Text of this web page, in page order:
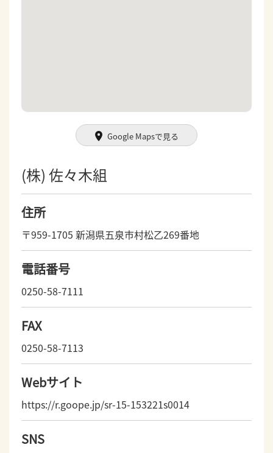
Google Mapsで見る
(株) 佐々木組
住所
〒959-1705 新潟県五泉市村松乙269番地
電話番号
0250-58-7111
FAX
0250-58-7113
Webサイト
https://r.goope.jp/sr-15-153221s0014
SNS